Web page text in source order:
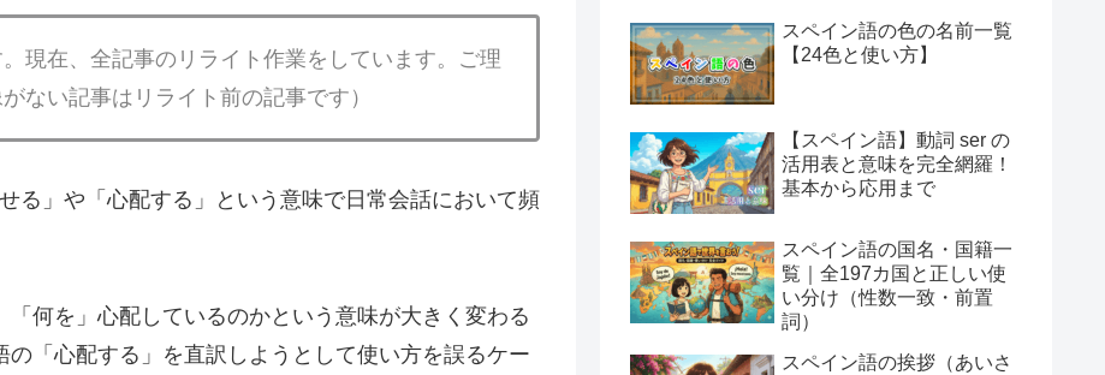
現在、全記事のリライト作業をしています。ご理
ない記事はリライト前の記事です）
る」や「心配する」という意味で日常会話において頻
何を」心配しているのかという意味が大きく変わる
「心配する」を直訳しようとして使い方を誤るケー
スペイン語の色の名前一覧
【24色と使い方】
【スペイン語】動詞 ser の
活用表と意味を完全網羅！
基本から応用まで
スペイン語の国名・国籍一
覧｜全197カ国と正しい使
い分け（性数一致・前置
詞）
スペイン語の挨拶（あいさ